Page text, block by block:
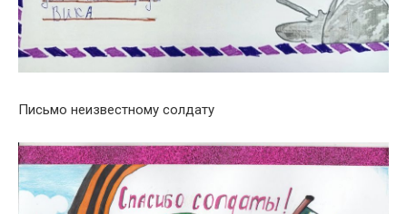
Письмо неизвестному солдату